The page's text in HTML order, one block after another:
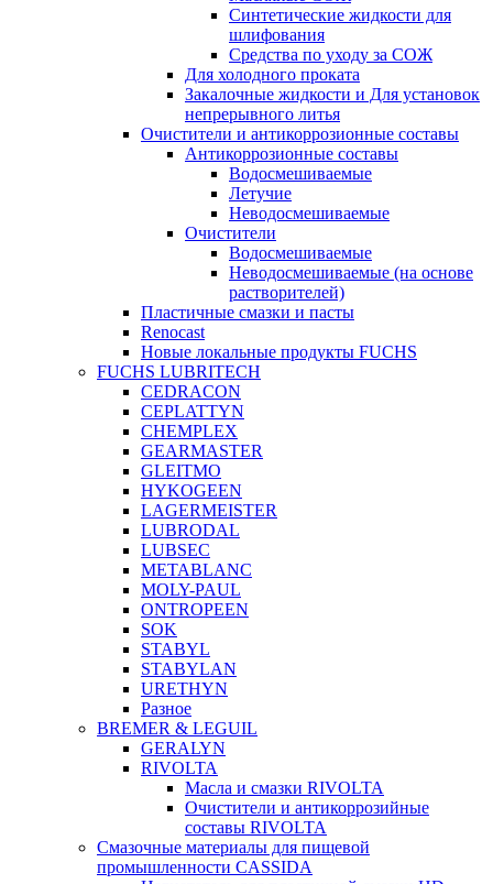
Синтетические жидкости для
шлифования
Средства по уходу за СОЖ
Для холодного проката
Закалочные жидкости и Для установок
непрерывного литья
Очистители и антикоррозионные составы
Антикоррозионные составы
Водосмешиваемые
Летучие
Неводосмешиваемые
Очистители
Водосмешиваемые
Неводосмешиваемые (на основе
растворителей)
Пластичные смазки и пасты
Renocast
Новые локальные продукты FUCHS
FUCHS LUBRITECH
CEDRACON
CEPLATTYN
CHEMPLEX
GEARMASTER
GLEITMO
HYKOGEEN
LAGERMEISTER
LUBRODAL
LUBSEC
METABLANC
MOLY-PAUL
ONTROPEEN
SOK
STABYL
STABYLAN
URETHYN
Разное
BREMER & LEGUIL
GERALYN
RIVOLTA
Масла и смазки RIVOLTA
Очистители и антикоррозийные
составы RIVOLTA
Смазочные материалы для пищевой
промышленности CASSIDA